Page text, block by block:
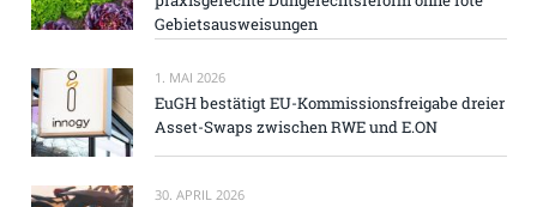
Gebietsausweisungen
1. MAI 2026
EuGH bestätigt EU-Kommissionsfreigabe dreier
Asset-Swaps zwischen RWE und E.ON
30. APRIL 2026